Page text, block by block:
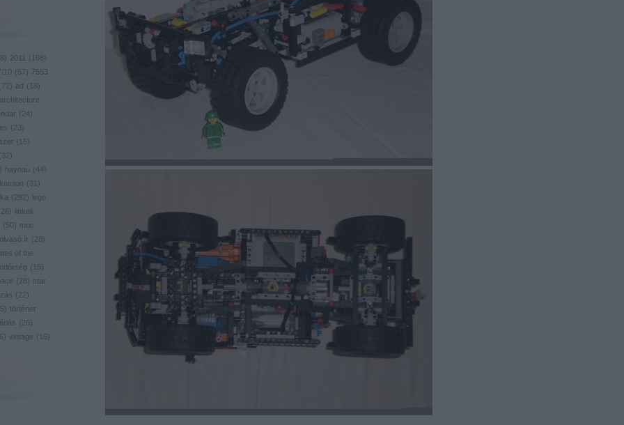
) 2011 ( 108 )
10 ( 57) 7553
72) ad ( 18 )
architecture
( 24)
( 23)
( 15)
32)
) haynau ( 44)
kamion ( 31
)
( 292)
lego
26 )
linkek
( 50) moc
olvasó ír ( 28 )
of the
( 15)
( 28 ) star
( 22)
15) történet
( 26 )
) vintage ( 16 )